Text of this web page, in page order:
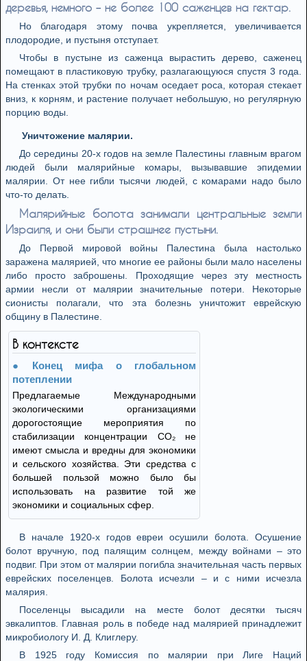
деревья, немного – не более 100 саженцев на гектар.
Но благодаря этому почва укрепляется, увеличивается
плодородие, и пустыня отступает.
Чтобы в пустыне из саженца вырастить дерево, саженец
помещают в пластиковую трубку, разлагающуюся спустя 3 года.
На стенках этой трубки по ночам оседает роса, которая стекает
вниз, к корням, и растение получает небольшую, но регулярную
порцию воды.
Уничтожение малярии.
До середины 20-х годов на земле Палестины главным врагом
людей были малярийные комары, вызывавшие эпидемии
малярии. От нее гибли тысячи людей, с комарами надо было
что-то делать.
Малярийные болота занимали центральные земли
Израиля, и они были страшнее пустыни.
До Первой мировой войны Палестина была настолько
заражена малярией, что многие ее районы были мало населены
либо просто заброшены. Проходящие через эту местность
армии несли от малярии значительные потери. Некоторые
сионисты полагали, что эта болезнь уничтожит еврейскую
общину в Палестине.
В контексте
Конец мифа о глобальном
потеплении
Предлагаемые Международными
экологическими организациями
дорогостоящие мероприятия по
стабилизации концентрации СО₂ не
имеют смысла и вредны для экономики
и сельского хозяйства. Эти средства с
большей пользой можно было бы
использовать на развитие той же
экономики и социальных сфер.
В начале 1920-х годов евреи осушили болота. Осушение
болот вручную, под палящим солнцем, между войнами – это
подвиг. При этом от малярии погибла значительная часть первых
еврейских поселенцев. Болота исчезли – и с ними исчезла
малярия.
Поселенцы высадили на месте болот десятки тысяч
эвкалиптов. Главная роль в победе над малярией принадлежит
микробиологу И. Д. Клиглеру.
В 1925 году Комиссия по малярии при Лиге Наций